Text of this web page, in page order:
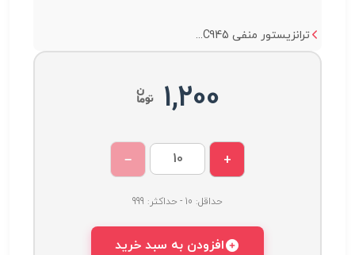
ترانزیستور منفی C945...
1,200
+
−
حداقل: 10 - حداکثر: 999
افزودن به سبد خرید